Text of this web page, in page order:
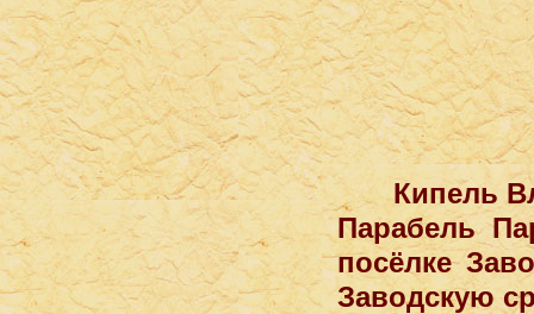
Кипель
Парабель
посёлке
Заводскую